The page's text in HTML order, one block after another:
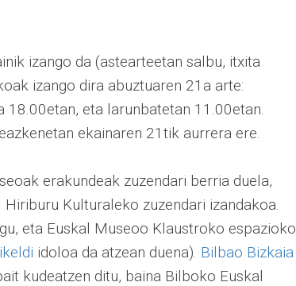
izango da (astearteetan salbu, itxita
izango dira abuztuaren 21a arte:
eta larunbatetan 11.00etan.
ekainaren 21tik aurrera ere.
erakundeak zuzendari berria duela,
Kulturaleko zuzendari izandakoa.
eta Euskal Museoo Klaustroko espazioko
idoloa da atzean duena). Bilbao Bizkaia
kudeatzen ditu, baina Bilboko Euskal